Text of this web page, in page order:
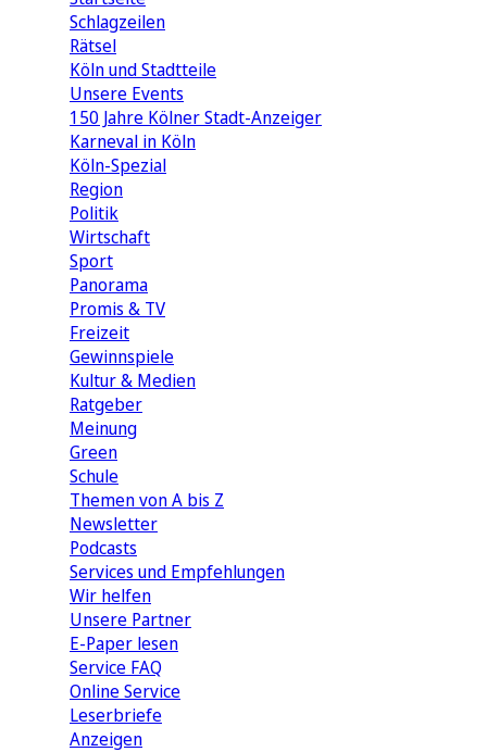
Schlagzeilen
Rätsel
Köln und Stadtteile
Unsere Events
150 Jahre Kölner Stadt-Anzeiger
Karneval in Köln
Köln-Spezial
Region
Politik
Wirtschaft
Sport
Panorama
Promis & TV
Freizeit
Gewinnspiele
Kultur & Medien
Ratgeber
Meinung
Green
Schule
Themen von A bis Z
Newsletter
Podcasts
Services und Empfehlungen
Wir helfen
Unsere Partner
E-Paper lesen
Service FAQ
Online Service
Leserbriefe
Anzeigen